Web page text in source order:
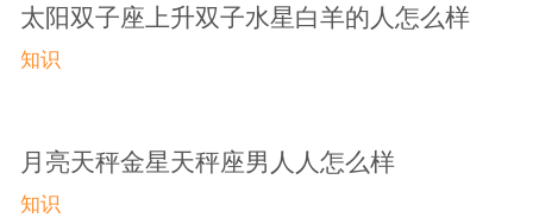
太阳双子座上升双子水星白羊的人怎么样
知识
月亮天秤金星天秤座男人人怎么样
知识